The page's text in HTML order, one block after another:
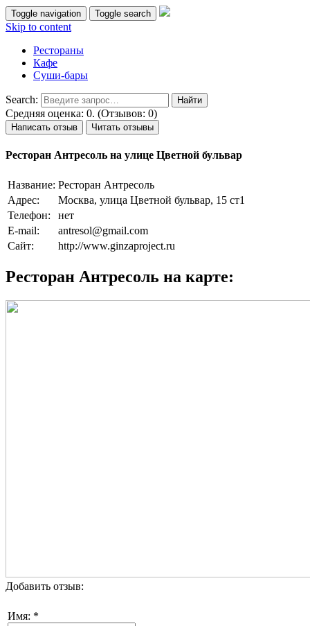
Toggle navigation Toggle search
Skip to content
Рестораны
Кафе
Суши-бары
Search:
Средняя оценка: 0. (Отзывов: 0)
Написать отзыв Читать отзывы
Ресторан Антресоль на улице Цветной бульвар
Название: Ресторан Антресоль
Адрес:
Москва, улица Цветной бульвар, 15 ст1
Телефон:
нет
E-mail:
antresol@gmail.com
Сайт:
http://www.ginzaproject.ru
Ресторан Антресоль на карте:
Добавить отзыв:
Имя: *